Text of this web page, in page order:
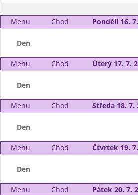
Menu Chod Pondělí 16.
Den
Menu Chod Úterý 17. 7.
Den
Menu Chod Středa 18. 7.
Den
Menu Chod Čtvrtek 19.
Den
Menu Chod Pátek 20. 7.